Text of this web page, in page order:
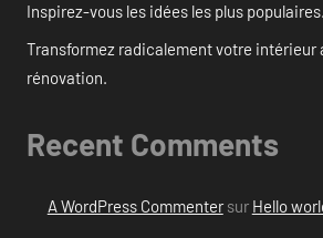
Inspirez-vous les idées les plus populaires.
Transformez radicalement votre intérieur
rénovation.
Recent Comments
A WordPress Commentersur Hello